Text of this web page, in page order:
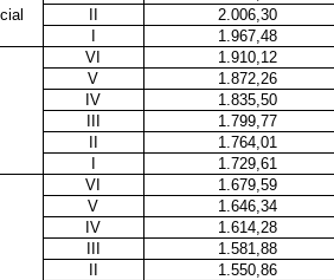
II
2.006,30
I
1.967,48
VI
1.910,12
V
1.872,26
IV
1.835,50
III
1.799,77
II
1.764,01
I
1.729,61
VI
1.679,59
V
1.646,34
IV
1.614,28
III
1.581,88
II
1.550,86